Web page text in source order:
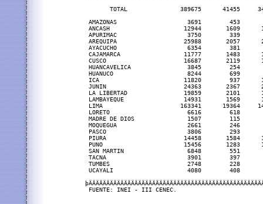
TOTAL               389675      41455
AMAZONAS                    3691        453
ANCASH                     12944       1609
APURIMAC                    3750        339
AREQUIPA                   25988       2057
AYACUCHO                    6354        381
CAJAMARCA                  11777
CUSCO                      16687       2119
HUANCAVELICA                3845
HUANUCO                     8244        699
ICA                        11820        937
JUNIN                      24363       2367
LA LIBERTAD                19859       2101
LAMBAYEQUE                 14931
LIMA                      163341      19364
LORETO                      6616        618
MADRE DE DIOS               1507
MOQUEGUA                    2661
PASCO                       3806        293
PIURA                      14458       1584
PUNO                       15456       1283
SAN MARTIN                  6848        551
TACNA                       3901        397
TUMBES                      2748        228
UCAYALI                     4080        408